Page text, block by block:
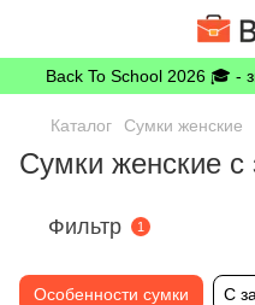
Back To School 2026 🎓 -
Каталог Сумки женские
Сумки женские с
Фильтр 1
Особенности сумки С